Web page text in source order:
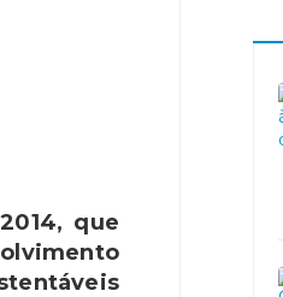
que